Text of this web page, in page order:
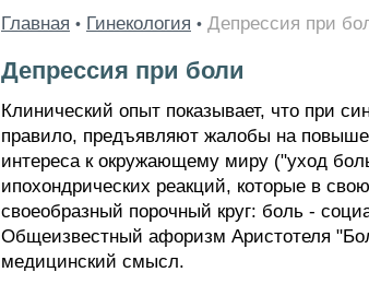
Главная • Гинекология • Депрессия при
Депрессия при боли
Клинический опыт показывает, что при
правило, предъявляют жалобы на
интереса к окружающему миру ("уход
ипохондрических реакций, которые в
своеобразный порочный круг: боль -
Общеизвестный афоризм Аристотеля
медицинский смысл.